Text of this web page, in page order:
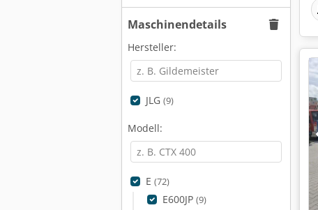
Maschinendetails
Hersteller:
JLG (9)
Modell:
E (72)
E600JP (9)